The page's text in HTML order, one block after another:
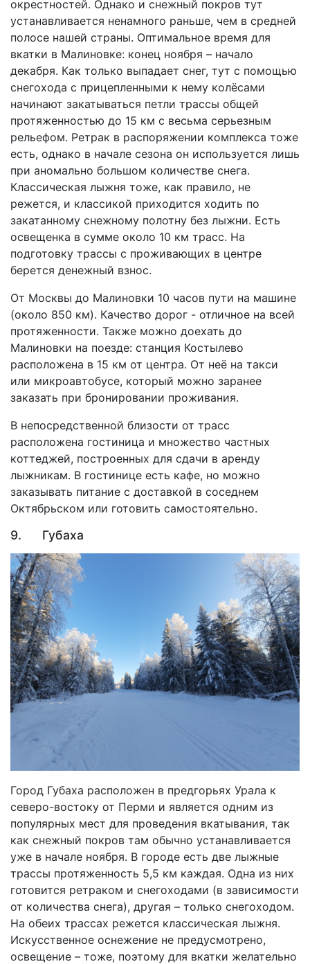
окрестностей. Однако и снежный покров тут
устанавливается ненамного раньше, чем в средней
полосе нашей страны. Оптимальное время для
вкатки в Малиновке: конец ноября – начало
декабря. Как только выпадает снег, тут с помощью
снегохода с прицепленными к нему колёсами
начинают закатываться петли трассы общей
протяженностью до 15 км с весьма серьезным
рельефом. Ретрак в распоряжении комплекса тоже
есть, однако в начале сезона он используется лишь
при аномально большом количестве снега.
Классическая лыжня тоже, как правило, не
режется, и классикой приходится ходить по
закатанному снежному полотну без лыжни. Есть
освещенка в сумме около 10 км трасс. На
подготовку трассы с проживающих в центре
берется денежный взнос.
От Москвы до Малиновки 10 часов пути на машине
(около 850 км). Качество дорог - отличное на всей
протяженности. Также можно доехать до
Малиновки на поезде: станция Костылево
расположена в 15 км от центра. От неё на такси
или микроавтобусе, который можно заранее
заказать при бронировании проживания.
В непосредственной близости от трасс
расположена гостиница и множество частных
коттеджей, построенных для сдачи в аренду
лыжникам. В гостинице есть кафе, но можно
заказывать питание с доставкой в соседнем
Октябрьском или готовить самостоятельно.
9. Губаха
Город Губаха расположен в предгорьях Урала к
северо-востоку от Перми и является одним из
популярных мест для проведения вкатывания, так
как снежный покров там обычно устанавливается
уже в начале ноября. В городе есть две лыжные
трассы протяженность 5,5 км каждая. Одна из них
готовится ретраком и снегоходами (в зависимости
от количества снега), другая – только снегоходом.
На обеих трассах режется классическая лыжня.
Искусственное оснежение не предусмотрено,
освещение – тоже, поэтому для вкатки желательно